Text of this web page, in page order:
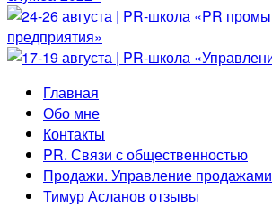
Главная
Обо мне
Контакты
PR. Связи с общественностью
Продажи. Управление продажами
Тимур Асланов отзывы